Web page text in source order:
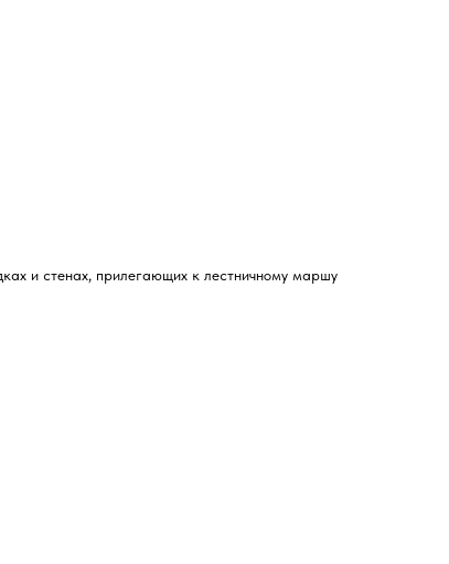
и стенах, прилегающих к лестничному маршу